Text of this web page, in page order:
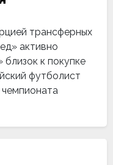
трансферных
активно
к покупке
футболист